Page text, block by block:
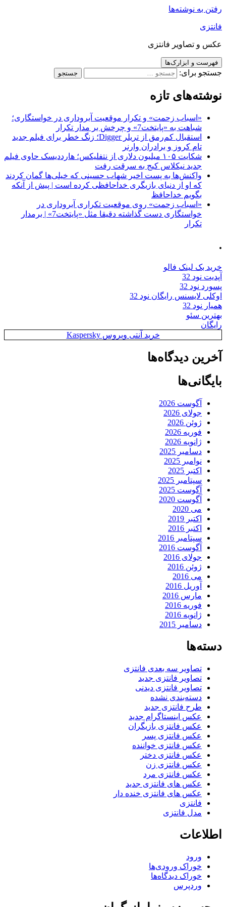
رفتن به نوشته‌ها
فانتزی
عکس و تصاویر فانتزی
فهرست و ابزارک‌ها
جستجو برای:
نوشته‌های تازه
«اسباب زحمت» و تکرار موقعیت آبروداری در خواستگاری؛
شباهت به «پایتخت7» و چرخش بر مدار تکرار
استقبال کم‌رمق از تریلر Digger؛ زنگ خطر برای فیلم جدید
تام کروز و برادران وارنر
شکایت ۱۰۵ میلیون دلاری از نتفلیکس؛ هارددیسک حاوی فیلم
جدید نیکلاس کیج به سرقت رفت
واکنش‌ها به پست اخیر شهاب حسینی که خیلی‌ها گمان کردند
که او از دنیای بازیگری خداحافظی کرده است | پیش از آنکه
بگویم خداحافظ
«اسباب زحمت» روی موقعیت تکراری آبروداری در
خواستگاری دست گذاشته دقیقا مثل «پایتخت7» | برمدار
تکرار
.
خرید بک لینک فالو
آپدیت نود 32
پسورد نود 32
اوکلی لایسنس رایگان نود 32
همیار نود 32
بهترین سئو
رایگان
خرید آنتی ویروس Kaspersky
آخرین دیدگاه‌ها
بایگانی‌ها
آگوست 2026
جولای 2026
ژوئن 2026
فوریه 2026
ژانویه 2026
دسامبر 2025
نوامبر 2025
اکتبر 2025
سپتامبر 2025
آگوست 2025
آگوست 2020
می 2020
اکتبر 2019
اکتبر 2016
سپتامبر 2016
آگوست 2016
جولای 2016
ژوئن 2016
می 2016
آوریل 2016
مارس 2016
فوریه 2016
ژانویه 2016
دسامبر 2015
دسته‌ها
تصاویر سه بعدی فانتزی
تصاویر فانتزی جدید
تصاویر فانتزی دیدنی
دسته‌بندی نشده
طرح فانتزی جدید
عکس اینستاگرام جدید
عکس فانتزی بازیگران
عکس فانتزی پسر
عکس فانتزی خواننده
عکس فانتزی دختر
عکس فانتزی زن
عکس فانتزی مرد
عکس های فانتزی جدید
عکس های فانتزی خنده دار
فانتزی
مدل فانتزی
اطلاعات
ورود
خوراک ورودی‌ها
خوراک دیدگاه‌ها
وردپرس